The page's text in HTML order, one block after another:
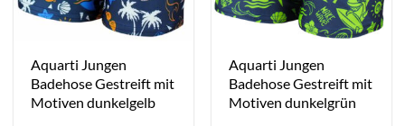
Aquarti Jungen
Badehose Gestreift mit
Motiven dunkelgelb
Aquarti Jungen
Badehose Gestreift mit
Motiven dunkelgrün